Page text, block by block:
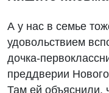
А у нас в семье
удовольствием
дочка-
преддверии
Там ей объяснили,